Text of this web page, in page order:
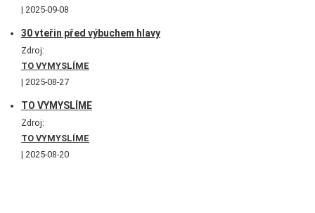
2025-09-08
30 vteřin před výbuchem hlavy
Zdroj:
TO VYMYSLÍME
2025-08-27
TO VYMYSLÍME
Zdroj:
TO VYMYSLÍME
2025-08-20